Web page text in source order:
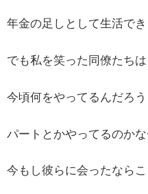
年金の足しとして生活で
でも私を笑った同僚たちは
今頃何をやってるんだろう
パートとかやってるのか
今もし彼らに会ったなら